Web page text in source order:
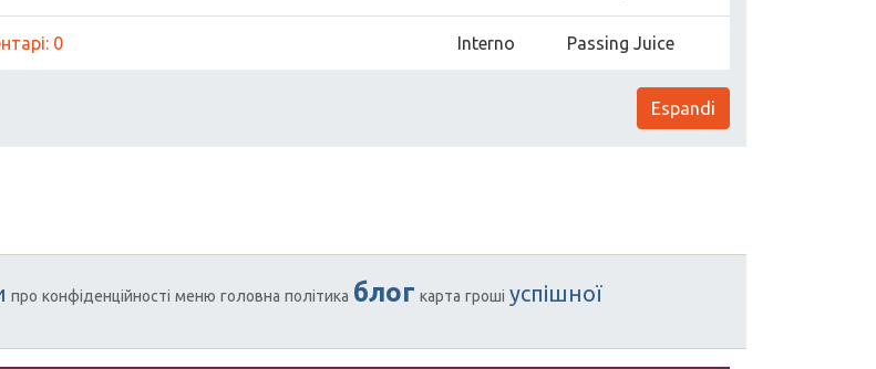
0 Interno Passing Juice
Espandi
про конфіденційності меню головна політика блог карта гроші успішної